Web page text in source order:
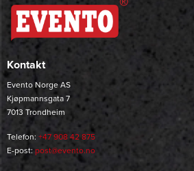
Kontakt
Evento Norge AS
Kjøpmannsgata 7
7013 Trondheim
Telefon: +47 908 42 875
E-post: post@evento.no